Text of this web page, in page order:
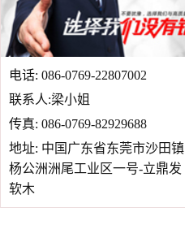
电话: 086-0769-22807002
联系人:梁小姐
传真: 086-0769-82929688
地址: 中国广东省东莞市沙田镇
杨公洲洲尾工业区一号-立鼎发
软木